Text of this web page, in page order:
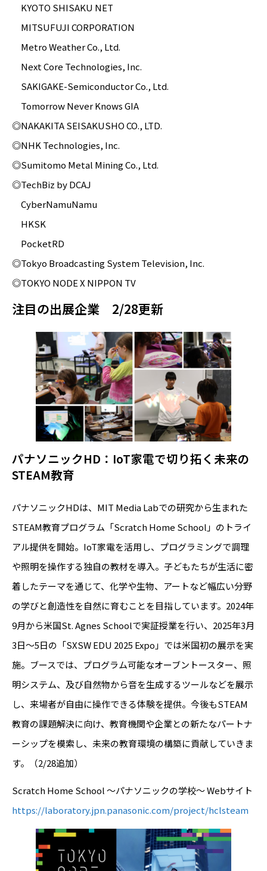
KYOTO SHISAKU NET
MITSUFUJI CORPORATION
Metro Weather Co., Ltd.
Next Core Technologies, Inc.
SAKIGAKE-Semiconductor Co., Ltd.
Tomorrow Never Knows GIA
◎NAKAKITA SEISAKUSHO CO., LTD.
◎NHK Technologies, Inc.
◎Sumitomo Metal Mining Co., Ltd.
◎TechBiz by DCAJ
CyberNamuNamu
HKSK
PocketRD
◎Tokyo Broadcasting System Television, Inc.
◎TOKYO NODE X NIPPON TV
注目の出展企業 2/28更新
パナソニックHD：IoT家電で切り拓く未来の
STEAM教育
パナソニックHDは、MIT Media Labでの研究から生まれた
STEAM教育プログラム「Scratch Home School」のトライ
アル提供を開始。IoT家電を活用し、プログラミングで調理
や照明を操作する独自の教材を導入。子どもたちが生活に密
着したテーマを通じて、化学や生物、アートなど幅広い分野
の学びと創造性を自然に育むことを目指しています。2024年
9月から米国St. Agnes Schoolで実証授業を行い、2025年3月
3日～5日の「SXSW EDU 2025 Expo」では米国初の展示を実
施。ブースでは、プログラム可能なオーブントースター、照
明システム、及び自然物から音を生成するツールなどを展示
し、来場者が自由に操作できる体験を提供。今後もSTEAM
教育の課題解決に向け、教育機関や企業との新たなパートナ
ーシップを模索し、未来の教育環境の構築に貢献していきま
す。（2/28追加）
Scratch Home School ～パナソニックの学校～ Webサイト
https://laboratory.jpn.panasonic.com/project/hclsteam